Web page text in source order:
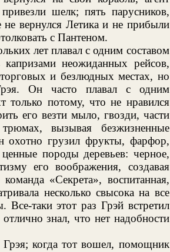
шелк; пять парусников,
вернулся Летика и не прибыли
с Пантеном.
лет плавал с одним составом
неожиданных рейсов,
и безлюдных местах, но
Он часто плавал с одним
только потому, что не нравился
его везти мыло, гвозди, части
вызывая безжизненные
охотно грузил фрукты, фарфор,
породы деревьев: черное,
его воображения, создавая
«Секрета», воспитанная,
несколько свысока на все
таки этот раз Грэй встретил
знал, что нет надобности
когда тот вошел, помощник